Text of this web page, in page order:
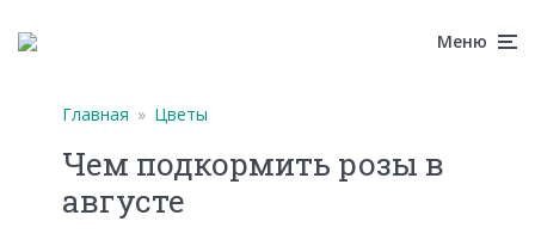
Меню
Главная » Цветы
Чем подкормить розы в
августе